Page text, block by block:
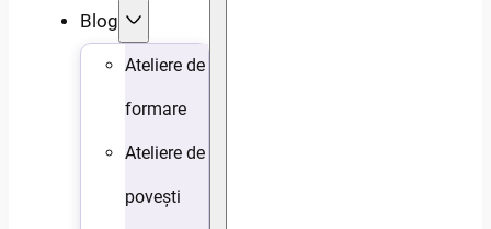
Blog
Ateliere de
formare
Ateliere de
povești